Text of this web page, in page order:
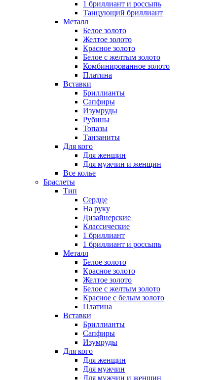
1 бриллиант и россыпь
Танцующий бриллиант
Металл
Белое золото
Желтое золото
Красное золото
Белое с желтым золото
Комбинированное золото
Платина
Вставки
Бриллианты
Сапфиры
Изумруды
Рубины
Топазы
Танзаниты
Для кого
Для женщин
Для мужчин и женщин
Все колье
Браслеты
Тип
Сердце
На руку
Дизайнерские
Классические
1 бриллиант
1 бриллиант и россыпь
Металл
Белое золото
Красное золото
Желтое золото
Белое с желтым золото
Красное с белым золото
Платина
Вставки
Бриллианты
Сапфиры
Изумруды
Для кого
Для женщин
Для мужчин
Для мужчин и женщин